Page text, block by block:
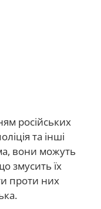
російських
та інші
вони можуть
змусить їх
проти них